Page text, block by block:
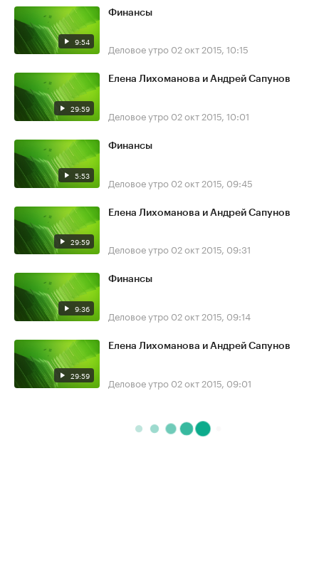
9:54
Финансы
Деловое утро 02 окт 2015, 10:15
29:59
Елена Лихоманова и Андрей Сапунов
Деловое утро 02 окт 2015, 10:01
5:53
Финансы
Деловое утро 02 окт 2015, 09:45
29:59
Елена Лихоманова и Андрей Сапунов
Деловое утро 02 окт 2015, 09:31
9:36
Финансы
Деловое утро 02 окт 2015, 09:14
29:59
Елена Лихоманова и Андрей Сапунов
Деловое утро 02 окт 2015, 09:01